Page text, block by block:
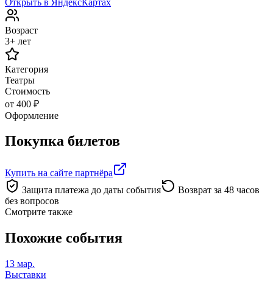
Возраст
3+ лет
Категория
Театры
Стоимость
от 400 ₽
Оформление
Покупка билетов
Купить на сайте партнёра
Защита платежа до даты события
Возврат за 48 часов
без вопросов
Смотрите также
Похожие события
13 мар.
Выставки